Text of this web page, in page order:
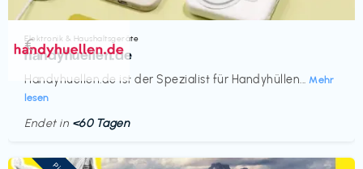
Elektronik & Haushaltsgeräte
handyhuellen.de
Handyhuellen.de ist der Spezialist für Handyhüllen... Mehr
lesen
€‎
Endet in <60 Tagen